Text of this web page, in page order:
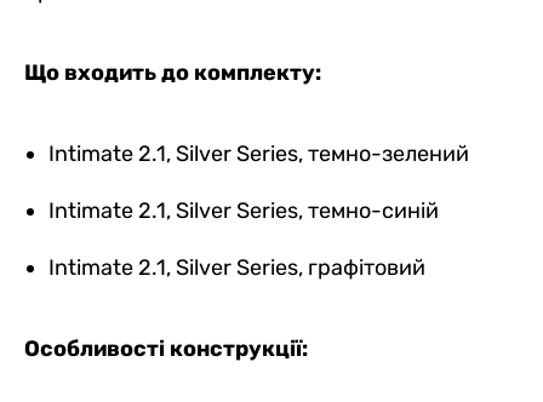
Що входить до комплекту:
Intimate 2.1, Silver Series, темно-зелений
Intimate 2.1, Silver Series, темно-синій
Intimate 2.1, Silver Series, графітовий
Особливості конструкції: